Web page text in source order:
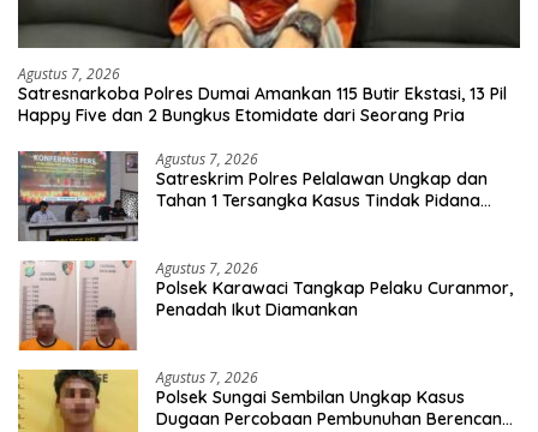
Agustus 7, 2026
Satresnarkoba Polres Dumai Amankan 115 Butir Ekstasi, 13 Pil
Happy Five dan 2 Bungkus Etomidate dari Seorang Pria
Agustus 7, 2026
Satreskrim Polres Pelalawan Ungkap dan
Tahan 1 Tersangka Kasus Tindak Pidana
Agustus 7, 2026
Polsek Karawaci Tangkap Pelaku Curanmor,
Penadah Ikut Diamankan
Agustus 7, 2026
Polsek Sungai Sembilan Ungkap Kasus
Dugaan Percobaan Pembunuhan Berencana,